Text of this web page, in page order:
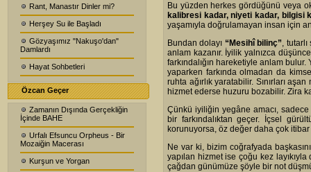
Rant, Manastır Dinler mi?
Herşey Su ile Başladı
Gözyaşımız "Nakuşo'dan"
Damlardı
Hayat Sohbetleri
Özcan Geçer
Zamanın Dışında Gerçekliğin
İçinde BAHE
Urfalı Efsuncu Orpheus - Bir
Mozaiğin Macerası
Kurşun ve Yorgan
Bu yüzden herkes gördüğünü veya
kalibresi kadar, niyeti kadar, bilgisi
yaşamıyla doğrulamayan insan için
Bundan dolayı “Mesihî bilinç”,
anlam kazanır. İyilik yalnızca
farkındalığın hareketiyle anlam bulur.
yaparken farkında olmadan da
ruhta ağırlık yaratabilir. Sınırları
hizmet ederse huzuru bozabilir. Zira
Çünkü iyiliğin yegâne amacı,
bir farkındalıktan geçer. İçsel
korunuyorsa, öz değer daha çok
Ne var ki, bizim coğrafyada
yapılan hizmet ise çoğu kez
çağdan günümüze şöyle bir not